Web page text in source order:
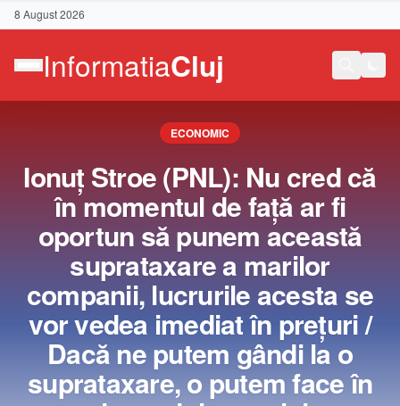
8 August 2026
Contact
ECONOMIC
Ionuţ Stroe (PNL): Nu cred că
în momentul de faţă ar fi
oportun să punem această
suprataxare a marilor
companii, lucrurile acesta se
vor vedea imediat în preţuri /
Dacă ne putem gândi la o
suprataxare, o putem face în